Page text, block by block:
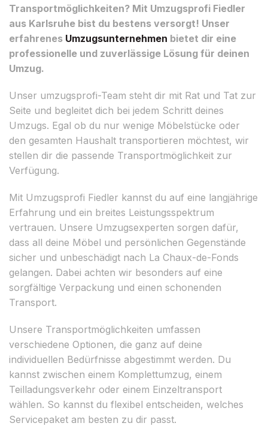
Transportmöglichkeiten? Mit Umzugsprofi Fiedler
aus Karlsruhe bist du bestens versorgt! Unser
erfahrenes Umzugsunternehmen bietet dir eine
professionelle und zuverlässige Lösung für deinen
Umzug.
Unser umzugsprofi-Team steht dir mit Rat und Tat zur
Seite und begleitet dich bei jedem Schritt deines
Umzugs. Egal ob du nur wenige Möbelstücke oder
den gesamten Haushalt transportieren möchtest, wir
stellen dir die passende Transportmöglichkeit zur
Verfügung.
Mit Umzugsprofi Fiedler kannst du auf eine langjährige
Erfahrung und ein breites Leistungsspektrum
vertrauen. Unsere Umzugsexperten sorgen dafür,
dass all deine Möbel und persönlichen Gegenstände
sicher und unbeschädigt nach La Chaux-de-Fonds
gelangen. Dabei achten wir besonders auf eine
sorgfältige Verpackung und einen schonenden
Transport.
Unsere Transportmöglichkeiten umfassen
verschiedene Optionen, die ganz auf deine
individuellen Bedürfnisse abgestimmt werden. Du
kannst zwischen einem Komplettumzug, einem
Teilladungsverkehr oder einem Einzeltransport
wählen. So kannst du flexibel entscheiden, welches
Servicepaket am besten zu dir passt.